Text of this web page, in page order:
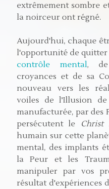
extrêmement sombre
la noirceur ont régné.
Aujourd'hui, chaque
l'opportunité de quitter
contrôle mental, de
croyances et de sa
nouveau vers les
voiles de l'Illusion
manufacturée, par des
persécutent le
Christ
humain sur cette
mental, des implants
la Peur et les
manipuler par vos
résultat d'expériences